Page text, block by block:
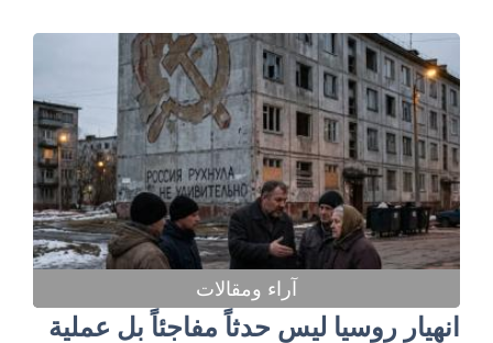
آراء ومقالات
انهيار روسيا ليس حدثاً مفاجئاً بل عملية